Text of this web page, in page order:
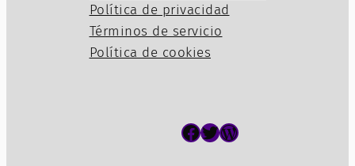
Política de privacidad
Términos de servicio
Política de cookies
Facebook Twitter WordPress